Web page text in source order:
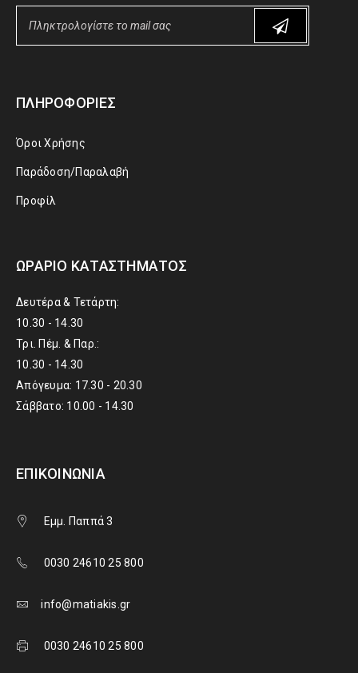
ΠΛΗΡΟΦΟΡΊΕΣ
Όροι Χρήσης
Παράδοση/Παραλαβή
Προφίλ
ΩΡΆΡΙΟ ΚΑΤΑΣΤΉΜΑΤΟΣ
Δευτέρα & Τετάρτη:
10.30 - 14.30
Τρι. Πέμ. & Παρ.:
10.30 - 14.30
Απόγευμα: 17.30 - 20.30
Σάββατο: 10.00 - 14.30
ΕΠΙΚΟΙΝΩΝΊΑ
Εμμ. Παππά 3
0030 24610 25 800
info@matiakis.gr
0030 24610 25 800